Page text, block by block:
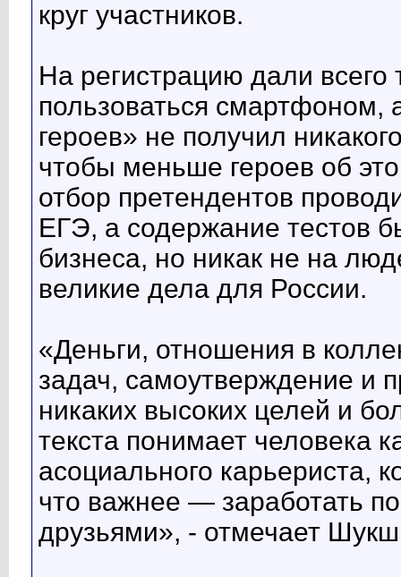
круг участников.
На регистрацию дали всего
пользоваться
героев» не получил
чтобы меньше героев об
отбор претендентов
ЕГЭ, а содержание тестов
бизнеса, но никак не на
великие дела для России.
«Деньги, отношения в
задач, самоутверждение и
никаких высоких целей и
текста понимает человека
асоциального карьериста,
что важнее — заработать
друзьями», - отмечает